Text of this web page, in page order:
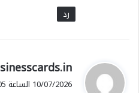
رد
ي
ق
10/07/2026 الساعة 13:05